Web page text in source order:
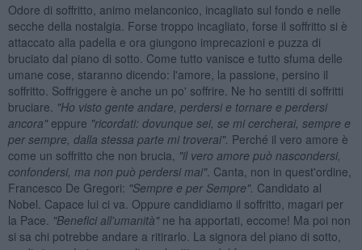
Odore di soffritto, animo melanconico, incagliato sul fondo e nelle
secche della nostalgia. Forse troppo incagliato, forse il soffritto si è
attaccato alla padella e ora giungono imprecazioni e puzza di
bruciato dal piano di sotto. Come tutto vanisce e tutto sfuma delle
umane cose, staranno dicendo: l'amore, la passione, persino il
soffritto. Soffriggere è anche un po' soffrire. Ne ho sentiti di soffritti
bruciare. "Ho visto gente andare, perdersi e tornare e perdersi
ancora"eppure "ricordati: dovunque sei, se mi cercherai, sempre e
per sempre, dalla stessa parte mi troverai". Perché il vero amore è
come un soffritto che non brucia, "il vero amore può nascondersi,
confondersi, ma non può perdersi mai". Canta, non in quest'ordine,
Francesco De Gregori: "Sempre e per Sempre". Candidato al
Nobel. Capace lui ci va. Oppure candidiamo il soffritto, magari per
la Pace. "Benefici all'umanità"ne ha apportati, eccome! Ma poi non
si sa chi potrebbe andare a ritirarlo. La signora del piano di sotto,